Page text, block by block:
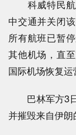
科威特民航
中交通并关闭
所有航班已暂
其他机场，直
国际机场恢复运
巴林军方3日
并摧毁来自伊朗